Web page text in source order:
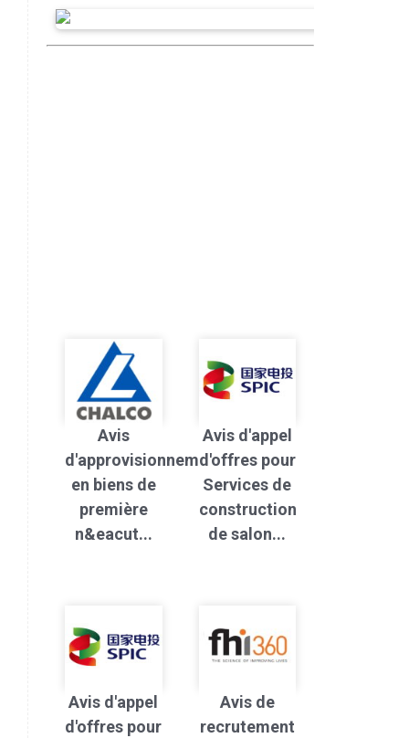
Avis
d'approvisionnement
en biens de
première
n&eacut...
Avis d'appel
d'offres pour
Services de
construction
de salon...
Avis d'appel
d'offres pour
Avis de
recrutement